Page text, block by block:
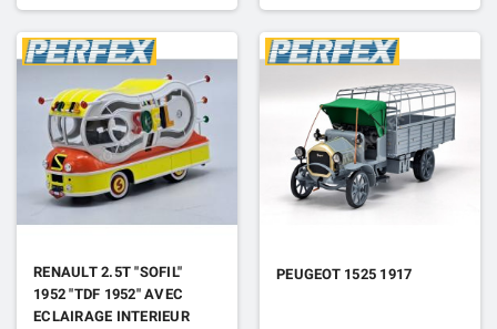
RENAULT 2.5T "SOFIL"
1952 "TDF 1952" AVEC
ECLAIRAGE INTERIEUR
PEUGEOT 1525 1917